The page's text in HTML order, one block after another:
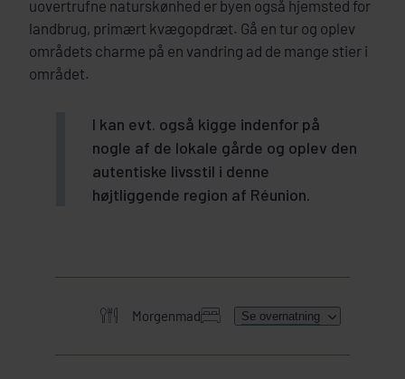
uovertrufne naturskønhed er byen også hjemsted for
landbrug, primært kvægopdræt. Gå en tur og oplev
områdets charme på en vandring ad de mange stier i
området.
I kan evt. også kigge indenfor på
nogle af de lokale gårde og oplev den
autentiske livsstil i denne
højtliggende region af Réunion.
Morgenmad Se overnatning